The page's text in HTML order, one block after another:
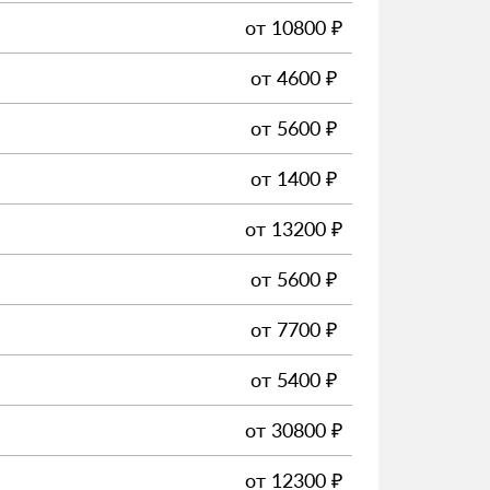
от 10800 ₽
от 4600 ₽
от 5600 ₽
от 1400 ₽
от 13200 ₽
от 5600 ₽
от 7700 ₽
от 5400 ₽
от 30800 ₽
от 12300 ₽